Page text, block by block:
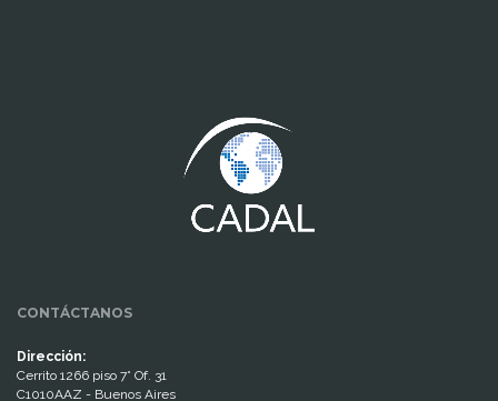
CONTÁCTANOS
Dirección:
Cerrito 1266 piso 7° Of. 31
C1010AAZ - Buenos Aires